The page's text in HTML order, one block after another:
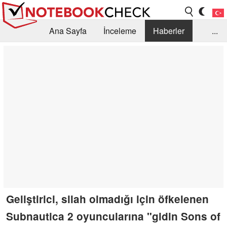
Ana Sayfa İnceleme
Haberler
...
Geliştirici, silah olmadığı için öfkelenen
Subnautica 2 oyuncularına "gidin Sons of